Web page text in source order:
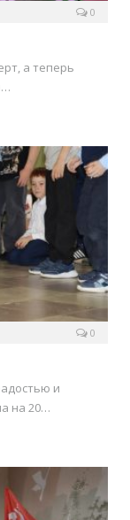
0
а теперь
0
и
на 20…